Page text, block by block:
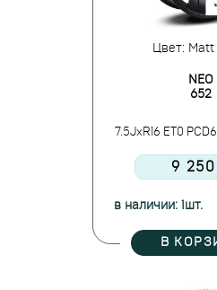
Цвет:
NEO
652
7.5JxR16 ET0
9
в наличии: 1шт.
В